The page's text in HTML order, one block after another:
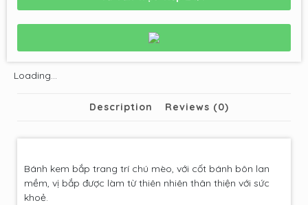
Loading...
Description Reviews (0)
Bánh kem bắp trang trí chú mèo, với cốt bánh bôn lan
mềm, vị bắp được làm từ thiên nhiên thân thiện với sức
khoẻ.